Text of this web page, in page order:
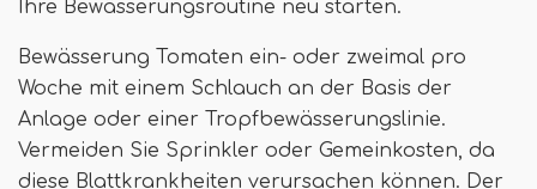
Ihre Bewässerungsroutine neu starten.
Bewässerung Tomaten ein- oder zweimal pro
Woche mit einem Schlauch an der Basis der
Anlage oder einer Tropfbewässerungslinie.
Vermeiden Sie Sprinkler oder Gemeinkosten, da
diese Blattkrankheiten verursachen können. Der